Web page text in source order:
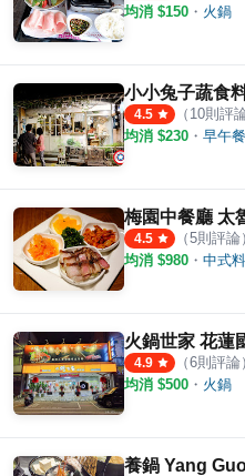
13則評論 4.9
均消 $150 ・ 火鍋
小小兔子蔬食
4.5 （ 10則評論
均消 $230 ・ 早午餐
梅園中餐廳 太
4.5 （5則評論
均消 $980 ・ 中式
火鍋世家 花蓮
4.9 （6則評論
均消 $500 ・ 火鍋